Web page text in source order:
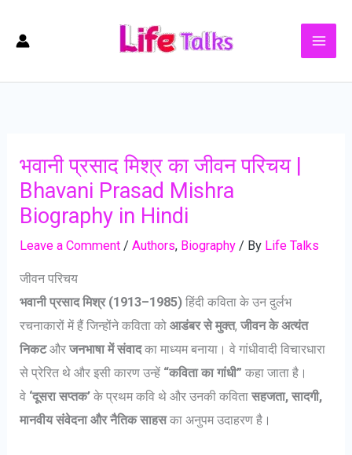
भवानी प्रसाद मिश्र का जीवन परिचय |
Bhavani Prasad Mishra
Biography in Hindi
Leave a Comment /Authors, Biography / By Life Talks
जीवन परिचय
भवानी प्रसाद मिश्र (1913–1985) हिंदी कविता के उन दुर्लभ
रचनाकारों में हैं जिन्होंने कविता कोआडंबर से मुक्त,जीवन के अत्यंत
निकटऔरजनभाषा में संवादका माध्यम बनाया। वे गांधीवादी विचारधारा
से प्रेरित थे और इसी कारण उन्हें “कविता का गांधी” कहा जाता है।
वे ‘दूसरा सप्तक’ के प्रथम कवि थे और उनकी कवितासहजता, सादगी,
मानवीय संवेदना और नैतिक साहसका अनुपम उदाहरण है।